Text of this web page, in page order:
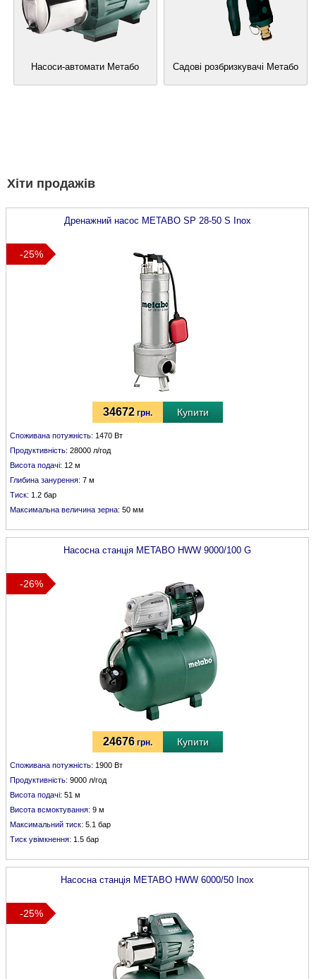
Насоси-автомати Метабо Садові розбризкувачі Метабо
Хіти продажів
Дренажний насос METABO SP 28-50 S Inox
-25%
34672грн. Купити
Споживана потужність: 1470 Вт
Продуктивність: 28000 л/год
Висота подачі: 12 м
Глибина занурення: 7 м
Тиск: 1.2 бар
Максимальна величина зерна: 50 мм
Насосна станція METABO HWW 9000/100 G
-26%
24676грн. Купити
Споживана потужність: 1900 Вт
Продуктивність: 9000 л/год
Висота подачі: 51 м
Висота всмоктування: 9 м
Максимальний тиск: 5.1 бар
Тиск увімкнення: 1.5 бар
Насосна станція METABO HWW 6000/50 Inox
-25%